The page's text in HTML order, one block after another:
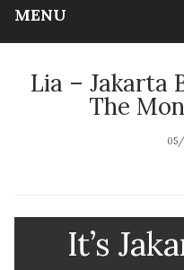
MENU
Lia – Jakarta
The
It’s